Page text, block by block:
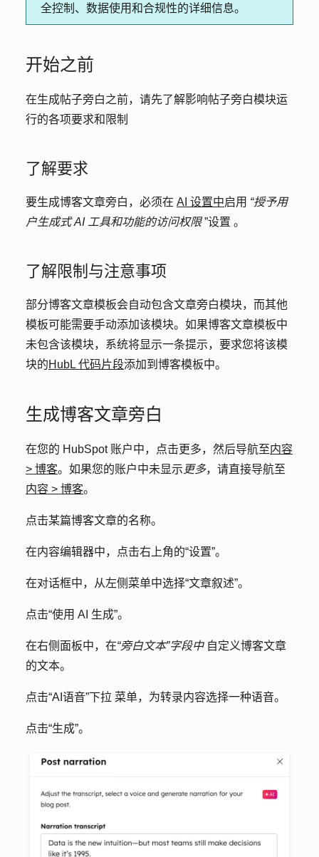
全控制、数据使用和合规性的详细信息。
开始之前
在生成帖子旁白之前，请先了解影响帖子旁白模块运
行的各项要求和限制
了解要求
要生成博客文章旁白， 必须在 AI 设置中启用 “授予用
户生成式 AI 工具和功能的访问权限”设置 。
了解限制与注意事项
部分博客文章模板会自动包含文章旁白模块，而其他
模板可能需要手动添加该模块。如果博客文章模板中
未包含该模块，系统将显示一条提示，要求您将该模
块的HubL 代码片段添加到博客模板中。
生成博客文章旁白
在您的 HubSpot 账户中，点击更多，然后导航至内容
> 博客。如果您的账户中未显示 更多，请直接导航至
内容 > 博客。
点击某篇博客文章的名称。
在内容编辑器中，点击右上角的“设置”。
在对话框中，从左侧菜单中选择“文章叙述”。
点击“使用 AI 生成”。
在右侧面板中，在“旁白文本”字段中 自定义博客文章
的文本。
点击“AI语音”下拉 菜单，为转录内容选择一种语音。
点击“生成”。